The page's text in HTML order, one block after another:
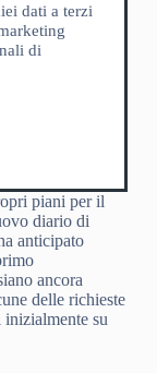
dati a terzi
di
piani per il
diario di
anticipato
ancora
delle richieste
inizialmente su